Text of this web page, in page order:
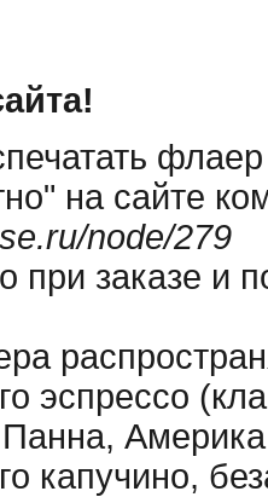
на сайте
node/279
при заказе и
эспрессо
капучино,